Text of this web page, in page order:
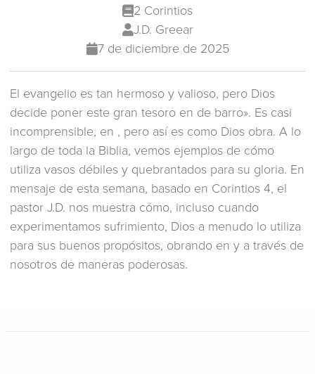
2 Corintios
J.D. Greear
7 de diciembre de 2025
El evangelio es tan hermoso y valioso, pero Dios
decide poner este gran tesoro en de barro». Es casi
incomprensible, en , pero así es como Dios obra. A lo
largo de toda la Biblia, vemos ejemplos de cómo
utiliza vasos débiles y quebrantados para su gloria. En
mensaje de esta semana, basado en Corintios 4, el
pastor J.D. nos muestra cómo, incluso cuando
experimentamos sufrimiento, Dios a menudo lo utiliza
para sus buenos propósitos, obrando en y a través de
nosotros de maneras poderosas.